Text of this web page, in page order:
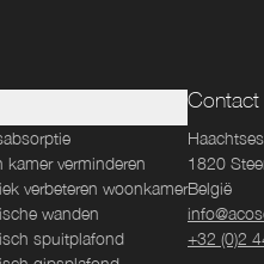
kamer verminderen
verbeteren woonkamer
wanden
spuitplafond
Contact
1820
België
+32 (0)2